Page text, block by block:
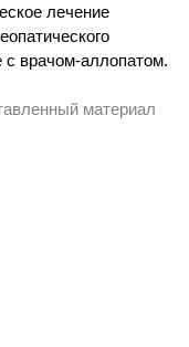
лечение
с врачом-аллопатом.
материал